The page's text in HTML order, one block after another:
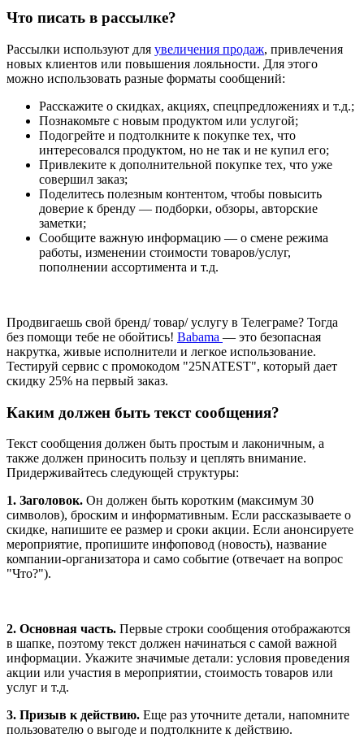
Что писать в рассылке?
Рассылки используют для увеличения продаж, привлечения
новых клиентов или повышения лояльности. Для этого
можно использовать разные форматы сообщений:
Расскажите о скидках, акциях, спецпредложениях и т.д.;
Познакомьте с новым продуктом или услугой;
Подогрейте и подтолкните к покупке тех, что
интересовался продуктом, но не так и не купил его;
Привлеките к дополнительной покупке тех, что уже
совершил заказ;
Поделитесь полезным контентом, чтобы повысить
доверие к бренду — подборки, обзоры, авторские
заметки;
Сообщите важную информацию — о смене режима
работы, изменении стоимости товаров/услуг,
пополнении ассортимента и т.д.
Продвигаешь свой бренд/ товар/ услугу в Телеграме? Тогда
без помощи тебе не обойтись! Babama — это безопасная
накрутка, живые исполнители и легкое использование.
Тестируй сервис с промокодом "25NATEST", который дает
скидку 25% на первый заказ.
Каким должен быть текст сообщения?
Текст сообщения должен быть простым и лаконичным, а
также должен приносить пользу и цеплять внимание.
Придерживайтесь следующей структуры:
1. Заголовок. Он должен быть коротким (максимум 30
символов), броским и информативным. Если рассказываете о
скидке, напишите ее размер и сроки акции. Если анонсируете
мероприятие, пропишите инфоповод (новость), название
компании-организатора и само событие (отвечает на вопрос
"Что?").
2. Основная часть. Первые строки сообщения отображаются
в шапке, поэтому текст должен начинаться с самой важной
информации. Укажите значимые детали: условия проведения
акции или участия в мероприятии, стоимость товаров или
услуг и т.д.
3. Призыв к действию. Еще раз уточните детали, напомните
пользователю о выгоде и подтолкните к действию.